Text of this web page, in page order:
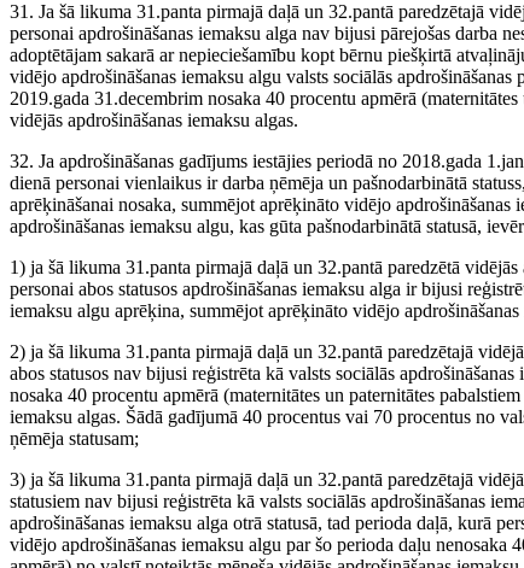
31. Ja šā likuma 31.panta pirmajā daļā un 32.pantā paredzētajā
personai apdrošināšanas iemaksu alga nav bijusi pārejošas darba
adoptētājam sakarā ar nepieciešamību kopt bērnu piešķirtā
vidējo apdrošināšanas iemaksu algu valsts sociālās
2019.gada 31.decembrim nosaka 40 procentu apmērā
vidējās apdrošināšanas iemaksu algas.
32. Ja apdrošināšanas gadījums iestājies periodā no 2018.gada
dienā personai vienlaikus ir darba ņēmēja un pašnodarbinātā
aprēķināšanai nosaka, summējot aprēķināto vidējo
apdrošināšanas iemaksu algu, kas gūta pašnodarbinātā statusā,
1) ja šā likuma 31.panta pirmajā daļā un 32.pantā paredzētā
personai abos statusos apdrošināšanas iemaksu alga ir bijusi
iemaksu algu aprēķina, summējot aprēķināto vidējo
2) ja šā likuma 31.panta pirmajā daļā un 32.pantā paredzētajā
abos statusos nav bijusi reģistrēta kā valsts sociālās
nosaka 40 procentu apmērā (maternitātes un paternitātes
iemaksu algas. Šādā gadījumā 40 procentus vai 70 procentus no
ņēmēja statusam;
3) ja šā likuma 31.panta pirmajā daļā un 32.pantā paredzētajā
statusiem nav bijusi reģistrēta kā valsts sociālās apdrošināšanas
apdrošināšanas iemaksu alga otrā statusā, tad perioda daļā, kurā
vidējo apdrošināšanas iemaksu algu par šo perioda daļu nenosaka